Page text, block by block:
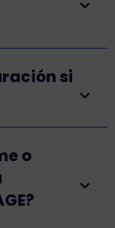
si
o